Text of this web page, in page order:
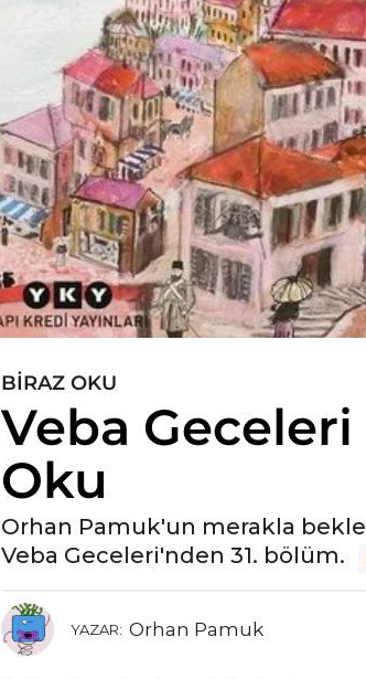
5
y
ö
n
c
e
y
ı
BIRAZ OKU
Veba Geceleri
Oku
Orhan Pamuk'un merakla
Veba Geceleri'nden 31. bölüm.
YAZAR: Orhan Pamuk